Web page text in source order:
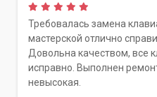
Требовалась замена
мастерской отлично
Довольна качеством, все
исправно. Выполнен
невысокая.